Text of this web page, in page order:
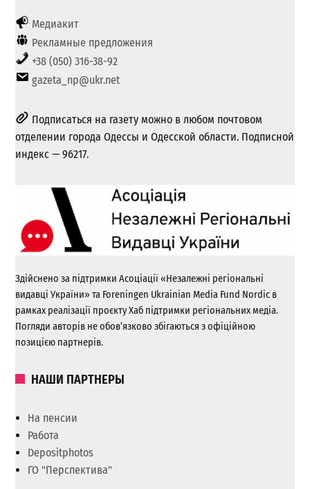
Медиакит
Рекламные предложения
+38 (050) 316-38-92
gazeta_np@ukr.net
Подписаться на газету можно в любом почтовом
отделении города Одессы и Одесской области. Подписной
индекс — 96217.
Здійснено за підтримки Асоціації «Незалежні регіональні
видавці України» та Foreningen Ukrainian Media Fund Nordic в
рамках реалізації проєкту Хаб підтримки регіональних медіа.
Погляди авторів не обов’язково збігаються з офіційною
позицією партнерів.
НАШИ ПАРТНЕРЫ
На пенсии
Работа
Depositphotos
ГО "Перспектива"